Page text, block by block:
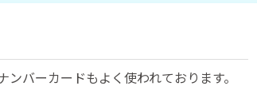
バーカードもよく使われております。